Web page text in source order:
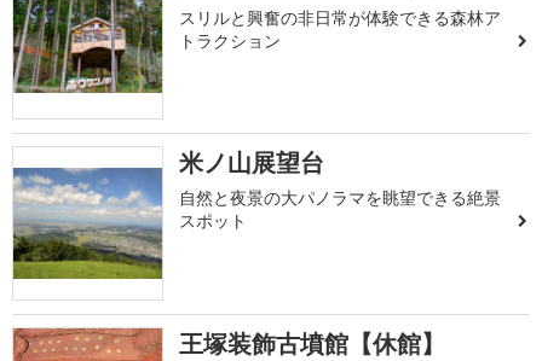
スリルと興奮の非日常が体験できる森林ア
トラクション
米ノ山展望台
自然と夜景の大パノラマを眺望できる絶景
スポット
王塚装飾古墳館【休館】